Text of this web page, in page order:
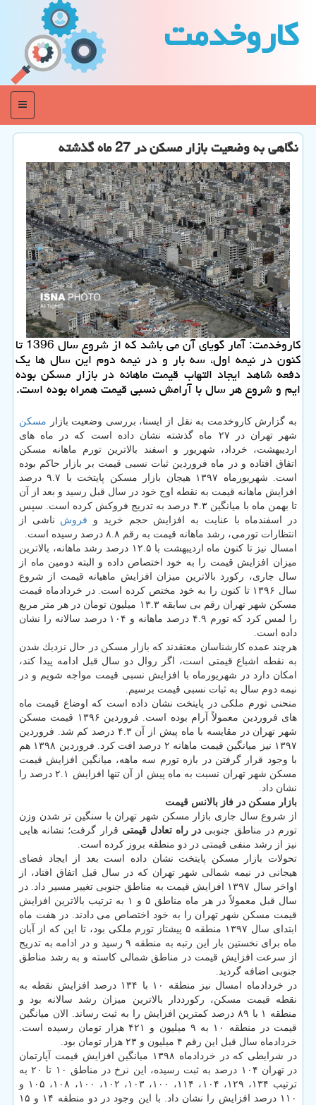
كاروخدمت
منو
نگاهی به وضعیت بازار مسكن در 27 ماه گذشته
كاروخدمت: آمار گویای آن می باشد كه از شروع سال 1396 تا
كنون در نیمه اول، سه بار و در نیمه دوم این سال ها یك
دفعه شاهد ایجاد التهاب قیمت ماهانه در بازار مسكن بوده
ایم و شروع هر سال با آرامش نسبی قیمت همراه بوده است.
به گزارش كاروخدمت به نقل از ایسنا، بررسی وضعیت بازار مسكن
شهر تهران در ۲۷ ماه گذشته نشان داده است كه در ماه های
اردیبهشت، خرداد، شهریور و اسفند بالاترین تورم ماهانه مسكن
اتفاق افتاده و در ماه فروردین ثبات نسبی قیمت بر بازار حاكم بوده
است. شهریورماه ۱۳۹۷ هیجان بازار مسكن پایتخت با ۹.۷ درصد
افزایش ماهانه قیمت به نقطه اوج خود در سال قبل رسید و بعد از آن
تا بهمن ماه با میانگین ۴.۳ درصد به تدریج فروكش كرده است. سپس
در اسفندماه با عنایت به افزایش حجم خرید و فروش ناشی از
انتظارات تورمی، رشد ماهانه قیمت به رقم ۸.۸ درصد رسیده است.
امسال نیز تا كنون ماه اردیبهشت با ۱۲.۵ درصد رشد ماهانه، بالاترین
میزان افزایش قیمت را به خود اختصاص داده و البته دومین ماه از
سال جاری، ركورد بالاترین میزان افزایش ماهیانه قیمت از شروع
سال ۱۳۹۶ تا كنون را به خود مختص كرده است. در خردادماه قیمت
مسكن شهر تهران رقم بی سابقه ۱۳.۳ میلیون تومان در هر متر مربع
را لمس كرد كه تورم ۴.۹ درصد ماهانه و ۱۰۴ درصد سالانه را نشان
داده است.
هرچند عمده كارشناسان معتقدند كه بازار مسكن در حال نزدیك شدن
به نقطه اشباع قیمتی است، اگر روال دو سال قبل ادامه پیدا كند،
امكان دارد در شهریورماه با افزایش نسبی قیمت مواجه شویم و در
نیمه دوم سال به ثبات نسبی قیمت برسیم.
منحنی تورم ملكی در پایتخت نشان داده است كه اوضاع قیمت ماه
های فروردین معمولاً آرام بوده است. فروردین ۱۳۹۶ قیمت مسكن
شهر تهران در مقایسه با ماه پیش از آن ۴.۳ درصد كم شد. فروردین
۱۳۹۷ نیز میانگین قیمت ماهانه ۲ درصد افت كرد. فروردین ۱۳۹۸ هم
با وجود قرار گرفتن در بازه تورم سه ماهه، میانگین افزایش قیمت
مسكن شهر تهران نسبت به ماه پیش از آن تنها افزایش ۲.۱ درصد را
نشان داد.
بازار مسكن در فاز بالانس قیمت
از شروع سال جاری بازار مسكن شهر تهران با سنگین تر شدن وزن
تورم در مناطق جنوبی در راه تعادل قیمتی قرار گرفت؛ نشانه هایی
نیز از رشد منفی قیمتی در دو منطقه بروز كرده است.
تحولات بازار مسكن پایتخت نشان داده است بعد از ایجاد فضای
هیجانی در نیمه شمالی شهر تهران كه در سال قبل اتفاق افتاد، از
اواخر سال ۱۳۹۷ افزایش قیمت به مناطق جنوبی تغییر مسیر داد. در
سال قبل معمولاً در هر ماه مناطق ۵ و ۱ به ترتیب بالاترین افزایش
قیمت مسكن شهر تهران را به خود اختصاص می دادند. در هفت ماه
ابتدای سال ۱۳۹۷ منطقه ۵ پیشتاز تورم ملكی بود، تا این كه از آبان
ماه برای نخستین بار این رتبه به منطقه ۹ رسید و در ادامه به تدریج
از سرعت افزایش قیمت در مناطق شمالی كاسته و به رشد مناطق
جنوبی اضافه گردید.
در خردادماه امسال نیز منطقه ۱۰ با ۱۳۴ درصد افزایش نقطه به
نقطه قیمت مسكن، ركورددار بالاترین میزان رشد سالانه بود و
منطقه ۱ با ۸۹ درصد كمترین افزایش را به ثبت رساند. الان میانگین
قیمت در منطقه ۱۰ به ۹ میلیون و ۴۲۱ هزار تومان رسیده است.
خردادماه سال قبل این رقم ۴ میلیون و ۲۳ هزار تومان بود.
در شرایطی كه در خردادماه ۱۳۹۸ میانگین افزایش قیمت آپارتمان
در تهران ۱۰۴ درصد به ثبت رسیده، این نرخ در مناطق ۱۰ تا ۲۰ به
ترتیب ۱۳۴، ۱۲۹، ۱۰۴، ۱۱۴، ۱۰۰، ۱۰۳، ۱۰۲، ۱۰۰، ۱۰۸، ۱۰۵ و
۱۱۰ درصد افزایش را نشان داد. با این وجود در دو منطقه ۱۴ و ۱۵